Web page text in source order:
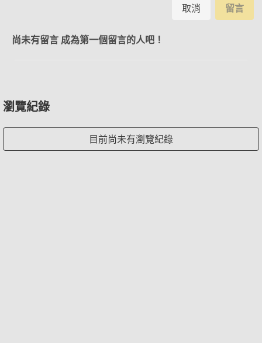
取消 留言
尚未有留言 成為第一個留言的人吧！
瀏覽紀錄
目前尚未有瀏覽紀錄